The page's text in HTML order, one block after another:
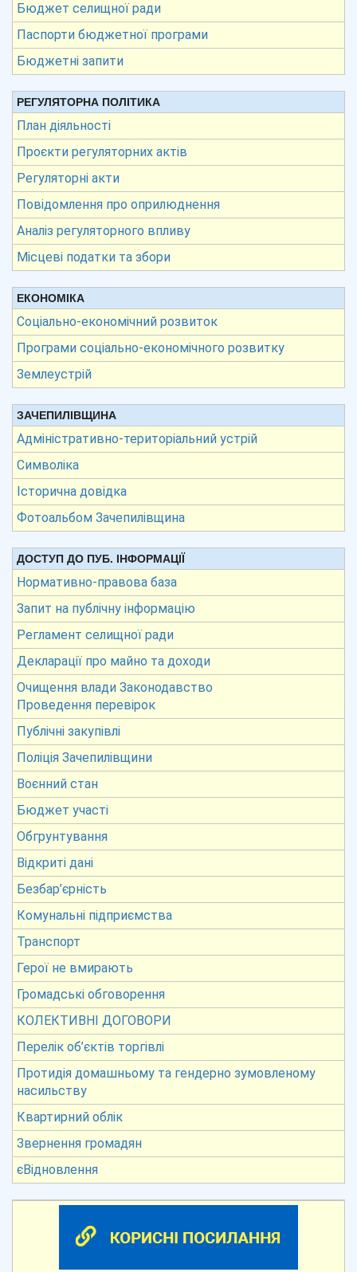
Бюджет селищної ради
Паспорти бюджетної програми
Бюджетні запити
РЕГУЛЯТОРНА ПОЛІТИКА
План діяльності
Проєкти регуляторних актів
Регуляторні акти
Повідомлення про оприлюднення
Аналіз регуляторного впливу
Місцеві податки та збори
ЕКОНОМІКА
Соціально-економічний розвиток
Програми соціально-економічного розвитку
Землеустрій
ЗАЧЕПИЛІВЩИНА
Адміністративно-територіальний устрій
Символіка
Історична довідка
Фотоальбом Зачепилівщина
ДОСТУП ДО ПУБ. ІНФОРМАЦІЇ
Нормативно-правова база
Запит на публічну інформацію
Регламент селищної ради
Декларації про майно та доходи
Очищення влади Законодавство
Проведення перевірок
Публічні закупівлі
Поліція Зачепилівщини
Воєнний стан
Бюджет участі
Обгрунтування
Відкриті дані
Безбар’єрність
Комунальні підприємства
Транспорт
Герої не вмирають
Громадські обговорення
КОЛЕКТИВНІ ДОГОВОРИ
Перелік об’єктів торгівлі
Протидія домашньому та гендерно зумовленому
насильству
Квартирний облік
Звернення громадян
єВідновлення